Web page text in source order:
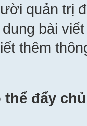
quản trị
bài
thêm
thể đẩy